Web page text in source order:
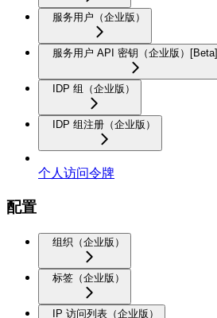
服务用户（企业版）
服务用户 API 密钥（企业版）[Beta]
IDP 组（企业版）
IDP 组注册（企业版）
个人访问令牌
配置
组织（企业版）
标签（企业版）
IP 访问列表（企业版）